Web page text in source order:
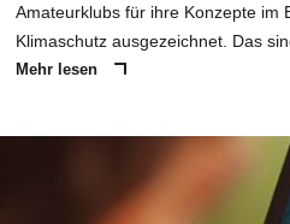
Amateurklubs für ihre Konzepte im
Klimaschutz ausgezeichnet. Das
Mehr lesen